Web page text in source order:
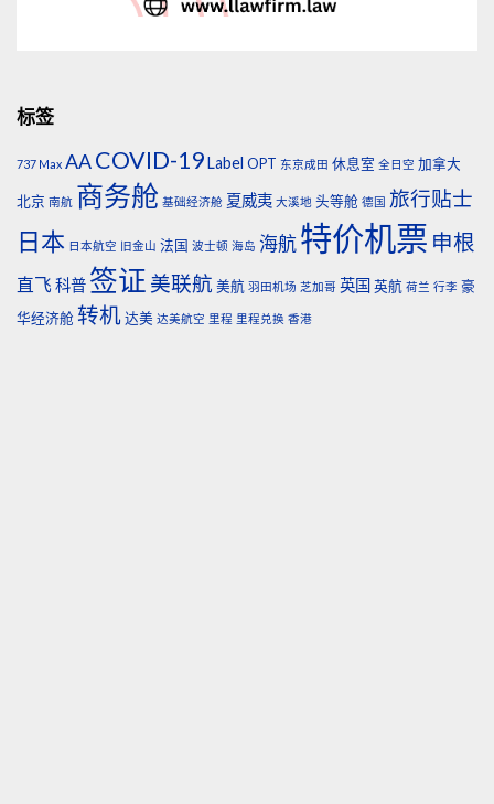
标签
737 Max AACOVID-19Label OPT 东京成田 休息室 全日空 加拿大
北京 南航 商务舱 基础经济舱 夏威夷 大溪地 头等舱 德国 旅行贴士
日本 日本航空 旧金山 法国 波士顿 海岛 海航特价机票 申根
直飞 科普 签证 美联航 美航 羽田机场 芝加哥 英国 英航 荷兰 行李 豪
华经济舱 转机达美 达美航空 里程 里程兑换 香港